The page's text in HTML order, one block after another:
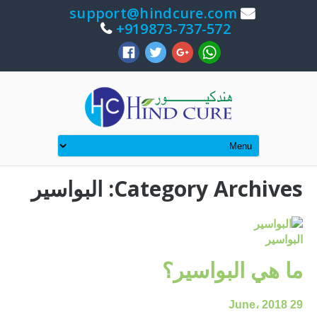
support@hindcure.com
919873-737-572+
Category Archives: البواسير
البواسير
ما هي البواسير؟
29 June، 2018